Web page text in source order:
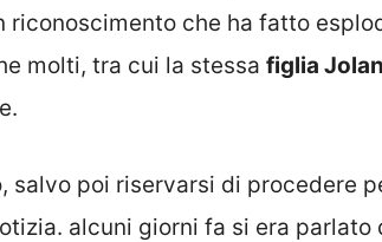
riconoscimento che ha fatto
molti, tra cui la stessa figlia
salvo poi riservarsi di procedere
alcuni giorni fa si era parlato